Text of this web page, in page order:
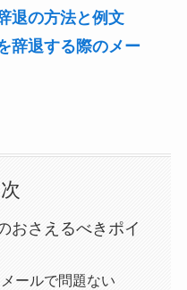
退の方法と例文
辞退する際のメー
おさえるべきポイ
ールで問題ない